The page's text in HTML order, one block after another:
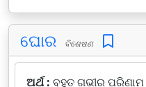
ଘୋର ବିଶେଷଣ
ଅର୍ଥ : ବହୁତ ଗଭୀର ପରିଣାମ